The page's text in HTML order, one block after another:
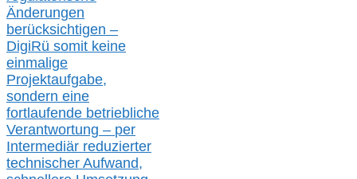
Änderungen
berücksichtigen –
DigiRü somit keine
einmalige
Projektaufgabe,
sondern eine
fortlaufende betriebliche
Verantwortung – per
Intermediär reduzierter
technischer Aufwand,